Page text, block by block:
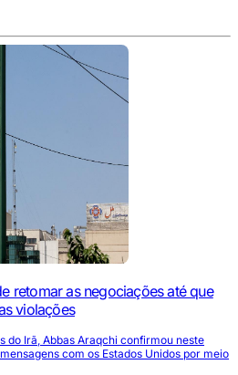
retomar as negociações até que
violações
do Irã, Abbas Araqchi confirmou neste
com os Estados Unidos por meio